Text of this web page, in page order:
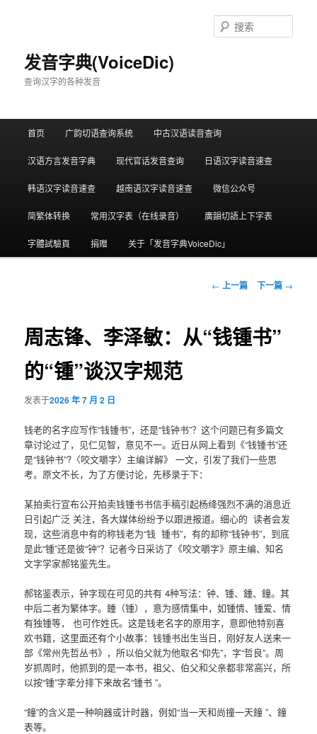
发音字典(VoiceDic)
查询汉字的各种发音
索
首页 广韵切语查询系统 中古汉语读音查询
汉语方言发音字典 现代官话发音查询 日语汉字读音速查
韩语汉字读音速查 越南语汉字读音速查 微信公众号
简繁体转换 常用汉字表（在线录音） 廣韻切語上下字表
字體試驗頁 捐赠 关于「发音字典VoiceDic」
文
航
← 上一篇 下一篇 →
周志锋、李泽敏：从“钱锺书”
的“锺”谈汉字规范
发表于2026 年 7 月 2 日
钱老的名字应写作“钱锺书”，还是“钱钟书”？这个问题已有多篇文
章讨论过了，见仁见智，意见不一。近日从网上看到《“钱锺书”还
是“钱钟书”?〈咬文嚼字〉主编详解》 一文，引发了我们一些思
考。原文不长，为了方便讨论，先移录于下：
某拍卖行宣布公开拍卖钱锺书书信手稿引起杨绛强烈不满的消息近
日引起广泛 关注，各大媒体纷纷予以跟进报道。细心的 读者会发
现，这些消息中有的称钱老为“钱 锺书”，有的却称“钱钟书”，到底
是此“锺”还是彼“钟”？记者今日采访了《咬文嚼字》原主编、知名
文字学家郝铭鉴先生。
郝铭鉴表示，钟字现在可见的共有 4种写法：钟、锺、鍾、鐘。其
中后二者为繁体字。鍾（锺），意为感情集中，如锺情、锺爱、情
有独锺等， 也可作姓氏。这是钱老名字的原用字，意即他特别喜
欢书籍，这里面还有个小故事：钱锺书出生当日，刚好友人送来一
部《常州先哲丛书》，所以伯父就为他取名“仰先”，字“哲良”。周
岁抓周时，他抓到的是一本书，祖父、伯父和父亲都非常高兴，所
以按“锺”字辈分排下来故名“锺书 ”。
“鐘”的含义是一种响器或计时器，例如“当一天和尚撞一天鐘 ”、鐘
表等。